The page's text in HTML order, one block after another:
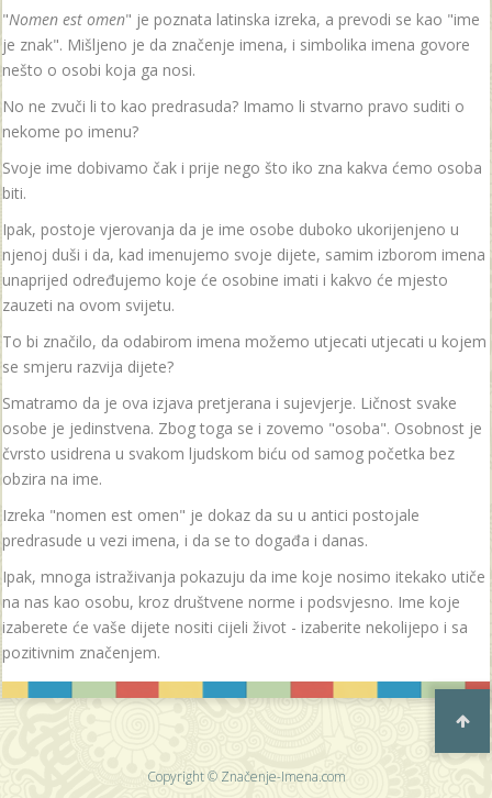
"Nomen est omen" je poznata latinska izreka, a prevodi se kao "ime
je znak". Mišljeno je da značenje imena, i simbolika imena govore
nešto o osobi koja ga nosi.
No ne zvuči li to kao predrasuda? Imamo li stvarno pravo suditi o
nekome po imenu?
Svoje ime dobivamo čak i prije nego što iko zna kakva ćemo osoba
biti.
Ipak, postoje vjerovanja da je ime osobe duboko ukorijenjeno u
njenoj duši i da, kad imenujemo svoje dijete, samim izborom imena
unaprijed određujemo koje će osobine imati i kakvo će mjesto
zauzeti na ovom svijetu.
To bi značilo, da odabirom imena možemo utjecati utjecati u kojem
se smjeru razvija dijete?
Smatramo da je ova izjava pretjerana i sujevjerje. Ličnost svake
osobe je jedinstvena. Zbog toga se i zovemo "osoba". Osobnost je
čvrsto usidrena u svakom ljudskom biću od samog početka bez
obzira na ime.
Izreka "nomen est omen" je dokaz da su u antici postojale
predrasude u vezi imena, i da se to događa i danas.
Ipak, mnoga istraživanja pokazuju da ime koje nosimo itekako utiče
na nas kao osobu, kroz društvene norme i podsvjesno. Ime koje
izaberete će vaše dijete nositi cijeli život - izaberite nekolijepo i sa
pozitivnim značenjem.
Copyright © Značenje-Imena.com